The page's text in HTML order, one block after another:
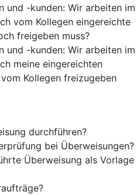
und -kunden: Wir arbeiten im
vom Kollegen eingereichte
freigeben muss?
und -kunden: Wir arbeiten im
meine eingereichten
Kollegen freizugeben
durchführen?
bei Überweisungen?
Überweisung als Vorlage